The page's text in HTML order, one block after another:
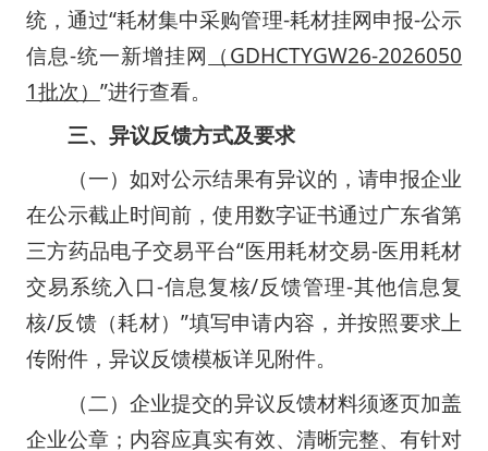
统，通过“耗材集中采购管理-耗材挂网申报-公示
信息-统一新增挂网 （GDHCTYGW26-2026050
1批次） ”进行查看。
三、异议反馈方式及要求
（一）如对公示结果有异议的，请申报企业
在公示截止时间前，使用数字证书通过广东省第
三方药品电子交易平台“医用耗材交易-医用耗材
交易系统入口-信息复核/反馈管理-其他信息复
核/反馈（耗材）”填写申请内容，并按照要求上
传附件，异议反馈模板详见附件。
（二）企业提交的异议反馈材料须逐页加盖
企业公章；内容应真实有效、清晰完整、有针对